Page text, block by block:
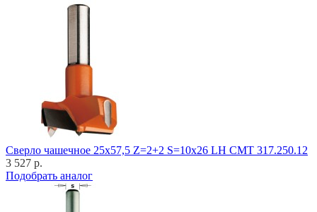
Cверло чашечное 25x57,5 Z=2+2 S=10x26 LH CMT 317.250.12
3 527 р.
Подобрать аналог